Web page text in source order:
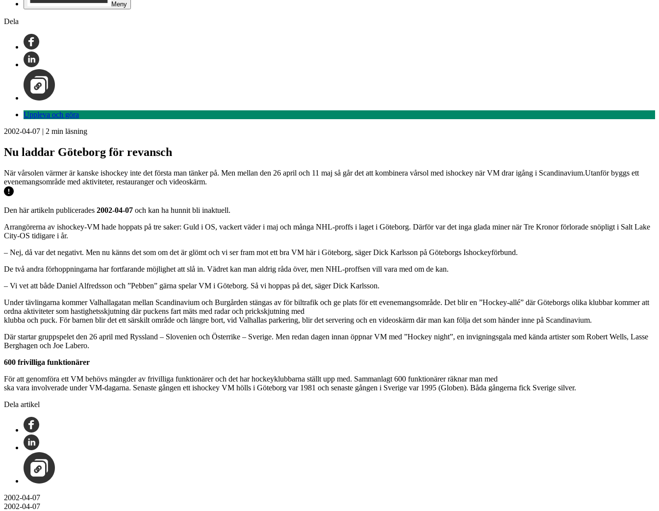
Meny
Dela
Uppleva och göra
2002-04-07 | 2 min läsning
Nu laddar Göteborg för revansch
När vårsolen värmer är kanske ishockey inte det första man tänker på. Men mellan den 26 april och 11 maj så går det att kombinera vårsol med ishockey när VM drar igång i Scandinavium.Utanför byggs ett
evenemangsområde med aktiviteter, restauranger och videoskärm.
Den här artikeln publicerades 2002-04-07 och kan ha hunnit bli inaktuell.
Arrangörerna av ishockey-VM hade hoppats på tre saker: Guld i OS, vackert väder i maj och många NHL-proffs i laget i Göteborg. Därför var det inga glada miner när Tre Kronor förlorade snöpligt i Salt Lake
City-OS tidigare i år.
– Nej, då var det negativt. Men nu känns det som om det är glömt och vi ser fram mot ett bra VM här i Göteborg, säger Dick Karlsson på Göteborgs Ishockeyförbund.
De två andra förhoppningarna har fortfarande möjlighet att slå in. Vädret kan man aldrig råda över, men NHL-proffsen vill vara med om de kan.
– Vi vet att både Daniel Alfredsson och ”Pebben” gärna spelar VM i Göteborg. Så vi hoppas på det, säger Dick Karlsson.
Under tävlingarna kommer Valhallagatan mellan Scandinavium och Burgården stängas av för biltrafik och ge plats för ett evenemangsområde. Det blir en ”Hockey-allé” där Göteborgs olika klubbar kommer att
ordna aktiviteter som hastighetsskjutning där puckens fart mäts med radar och prickskjutning med
klubba och puck. För barnen blir det ett särskilt område och längre bort, vid Valhallas parkering, blir det servering och en videoskärm där man kan följa det som händer inne på Scandinavium.
Där startar gruppspelet den 26 april med Ryssland – Slovenien och Österrike – Sverige. Men redan dagen innan öppnar VM med ”Hockey night”, en invigningsgala med kända artister som Robert Wells, Lasse
Berghagen och Joe Labero.
600 frivilliga funktionärer
För att genomföra ett VM behövs mängder av frivilliga funktionärer och det har hockeyklubbarna ställt upp med. Sammanlagt 600 funktionärer räknar man med
ska vara involverade under VM-dagarna. Senaste gången ett ishockey VM hölls i Göteborg var 1981 och senaste gången i Sverige var 1995 (Globen). Båda gångerna fick Sverige silver.
Dela artikel
2002-04-07
2002-04-07